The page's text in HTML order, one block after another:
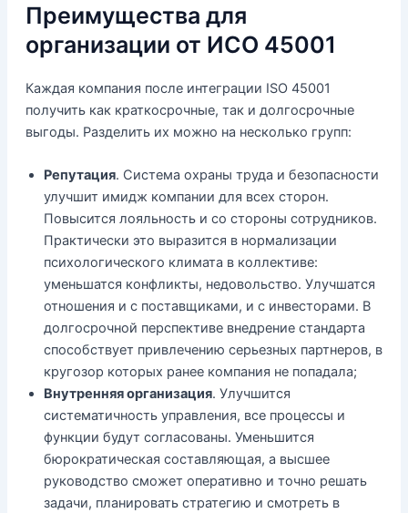
Преимущества для
организации от ИСО 45001
Каждая компания после интеграции ISO 45001
получить как краткосрочные, так и долгосрочные
выгоды. Разделить их можно на несколько групп:
Репутация. Система охраны труда и безопасности
улучшит имидж компании для всех сторон.
Повысится лояльность и со стороны сотрудников.
Практически это выразится в нормализации
психологического климата в коллективе:
уменьшатся конфликты, недовольство. Улучшатся
отношения и с поставщиками, и с инвесторами. В
долгосрочной перспективе внедрение стандарта
способствует привлечению серьезных партнеров, в
кругозор которых ранее компания не попадала;
Внутренняя организация. Улучшится
систематичность управления, все процессы и
функции будут согласованы. Уменьшится
бюрократическая составляющая, а высшее
руководство сможет оперативно и точно решать
задачи, планировать стратегию и смотреть в